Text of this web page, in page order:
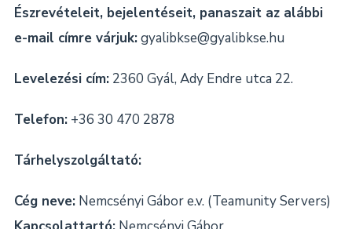
Észrevételeit, bejelentéseit, panaszait az alábbi
e-mail címre várjuk:gyalibkse@gyalibkse.hu
Levelezési cím:2360 Gyál, Ady Endre utca 22.
Telefon:+36 30 470 2878
Tárhelyszolgáltató:
Cég neve:Nemcsényi Gábor e.v. (Teamunity Servers)